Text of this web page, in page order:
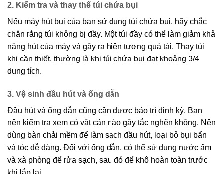
2. Kiểm tra và thay thế túi chứa bụi
Nếu máy hút bụi của bạn sử dụng túi chứa bụi, hãy chắc
chắn rằng túi không bị đầy. Một túi đầy có thể làm giảm khả
năng hút của máy và gây ra hiện tượng quá tải. Thay túi
khi cần thiết, thường là khi túi chứa bụi đạt khoảng 3/4
dung tích.
3. Vệ sinh đầu hút và ống dẫn
Đầu hút và ống dẫn cũng cần được bảo trì định kỳ. Bạn
nên kiểm tra xem có vật cản nào gây tắc nghẽn không. Nên
dùng bàn chải mềm để làm sạch đầu hút, loại bỏ bụi bẩn
và tóc dễ dàng. Đối với ống dẫn, có thể sử dụng nước ấm
và xà phòng để rửa sạch, sau đó để khô hoàn toàn trước
khi lắp lại.